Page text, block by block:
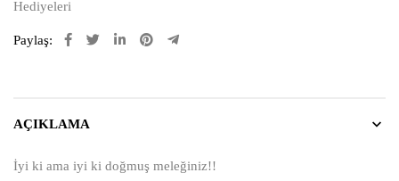
Hediyeleri
Paylaş:
AÇIKLAMA
İyi ki ama iyi ki doğmuş meleğiniz!!